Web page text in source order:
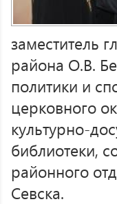
заместитель
района О.В.
политики и
церковного
культурно-
библиотеки,
районного
Севска.